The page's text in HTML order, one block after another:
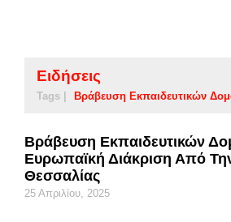
Ειδήσεις
Tags | Βράβευση Εκπαιδευτικών
Βράβευση Εκπαιδευτικών
Ευρωπαϊκή Διάκριση Από
Θεσσαλίας
25 Απριλίου, 2025